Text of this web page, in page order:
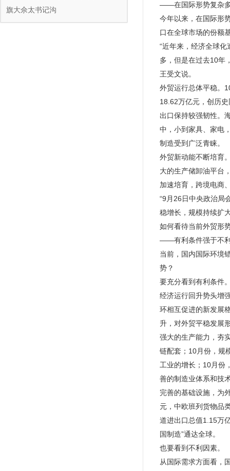
旗大佘太书记沟
——在国际形势复杂多
今年以来，在国际形
口在全球市场的份额
“近年来，经济全球
多，但是在过去10年
王受文说。
外贸运行总体平稳。
18.62万亿元，创历
出口保持较强韧性。
中，小到家具、家电
制造受到广泛青睐。
外贸新动能不断培育
大的生产储卸油平台
加速培育，跨境电商
“9月26日中央政治局
稳增长，规模持续扩
如何看待当前外贸形
——有利条件强于不
当前，国内国际环境
势？
要充分看到有利条件
经济运行回升势头增
环相互促进的新发展
升，对外贸平稳发展
强大的生产能力，夯
链配套；10月份，规
工业的增长；10月份
善的制造业体系和技
完善的基础设施，为
元，中欧班列货物品
道进出口总值1.15万
国制造”通达全球。
也要看到不利因素。
从国际需求方面看，